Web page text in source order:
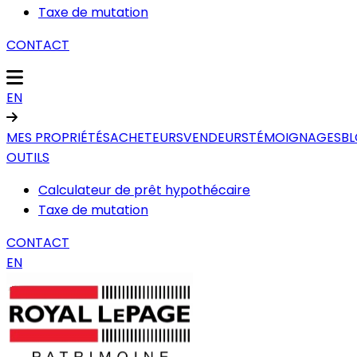
Taxe de mutation
CONTACT
EN
MES PROPRIÉTÉSACHETEURSVENDEURSTÉMOIGNAGES
OUTILS
Calculateur de prêt hypothécaire
Taxe de mutation
CONTACT
EN